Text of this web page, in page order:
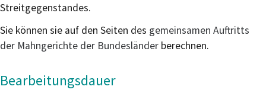
Streitgegenstandes.
Sie können sie auf den Seiten des gemeinsamen Auftritts
der Mahngerichte der Bundesländer berechnen.
Bearbeitungsdauer